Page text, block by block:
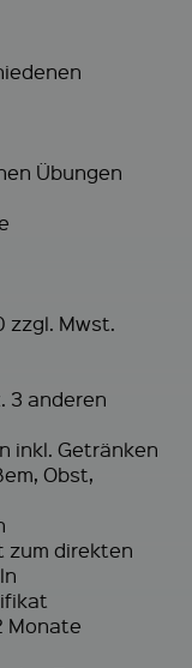
Übungen
zzgl. Mwst.
3 anderen
inkl. Getränken
Obst,
zum direkten
Monate